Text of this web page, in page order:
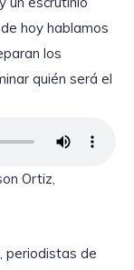
hoy hablamos
los
quién será el
Ortiz,
periodistas de